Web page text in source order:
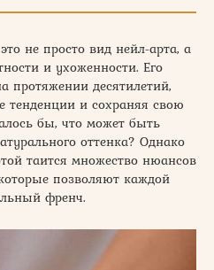
не просто вид нейл-арта, а
и ухоженности. Его
протяжении десятилетий,
тенденции и сохраняя свою
бы, что может быть
оттенка? Однако
таится множество нюансов
позволяют каждой
френч.